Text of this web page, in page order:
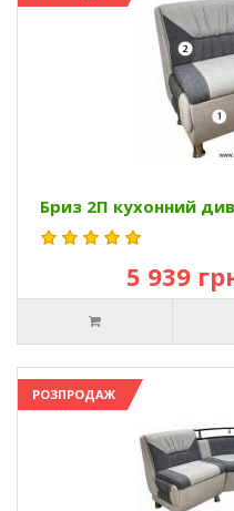
Бриз 2П кухонний
5 939
РОЗПРОДАЖ